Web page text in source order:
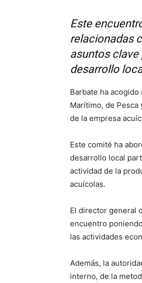
Este
relacionadas
asuntos
desarrollo
Barbate ha
Marítimo, de Pesca
de la empresa
Este comité ha
desarrollo local
actividad de la
acuícolas.
El director general
encuentro
las actividades
Además, la
interno, de la